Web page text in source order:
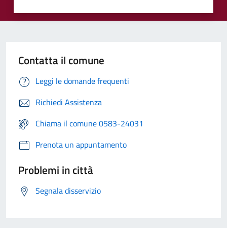
Contatta il comune
Leggi le domande frequenti
Richiedi Assistenza
Chiama il comune 0583-24031
Prenota un appuntamento
Problemi in città
Segnala disservizio